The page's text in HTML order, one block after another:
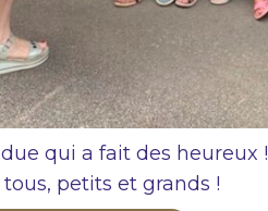
qui a fait des
petits et grands !